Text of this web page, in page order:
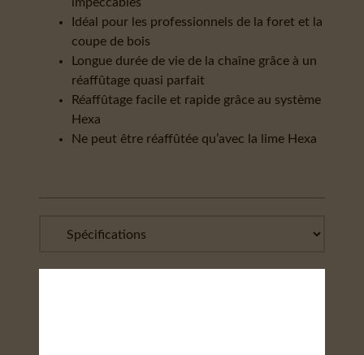
Idéal pour les professionnels de la foret et la
coupe de bois
Longue durée de vie de la chaîne grâce à un
réaffûtage quasi parfait
Réaffûtage facile et rapide grâce au système
Hexa
Ne peut être réaffûtée qu’avec la lime Hexa